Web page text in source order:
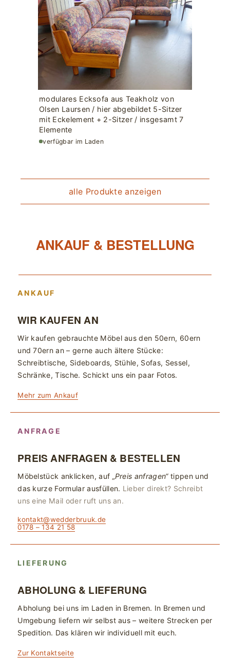
modulares Ecksofa aus Teakholz von
Olsen Laursen / hier abgebildet 5-Sitzer
mit Eckelement + 2-Sitzer / insgesamt 7
Elemente
verfügbar im Laden
alle Produkte anzeigen
ANKAUF & BESTELLUNG
ANKAUF
WIR KAUFEN AN
Wir kaufen gebrauchte Möbel aus den 50ern, 60ern
und 70ern an – gerne auch ältere Stücke:
Schreibtische, Sideboards, Stühle, Sofas, Sessel,
Schränke, Tische. Schickt uns ein paar Fotos.
Mehr zum Ankauf
ANFRAGE
PREIS ANFRAGEN & BESTELLEN
Möbelstück anklicken, auf „Preis anfragen“tippen und
das kurze Formular ausfüllen. Lieber direkt? Schreibt
uns eine Mail oder ruft uns an.
kontakt@wedderbruuk.de
0178 – 134 21 58
LIEFERUNG
ABHOLUNG & LIEFERUNG
Abholung bei uns im Laden in Bremen. In Bremen und
Umgebung liefern wir selbst aus – weitere Strecken per
Spedition. Das klären wir individuell mit euch.
Zur Kontaktseite